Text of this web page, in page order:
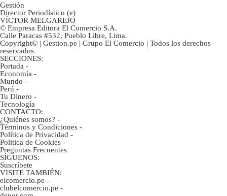
Gestión
Director Periodístico (e)
VÍCTOR MELGAREJO
© Empresa Editora El Comercio S.A.
Calle Paracas #532, Pueblo Libre, Lima.
Copyright© | Gestion.pe | Grupo El Comercio | Todos los derechos
reservados
SECCIONES:
Portada -
Economía -
Mundo -
Perú -
Tu Dinero -
Tecnología
CONTACTO:
¿Quiénes somos? -
Términos y Condiciones -
Política de Privacidad -
Politica de Cookies -
Preguntas Frecuentes
SÍGUENOS:
Suscríbete
VISITE TAMBIÉN:
elcomercio.pe -
clubelcomercio.pe -